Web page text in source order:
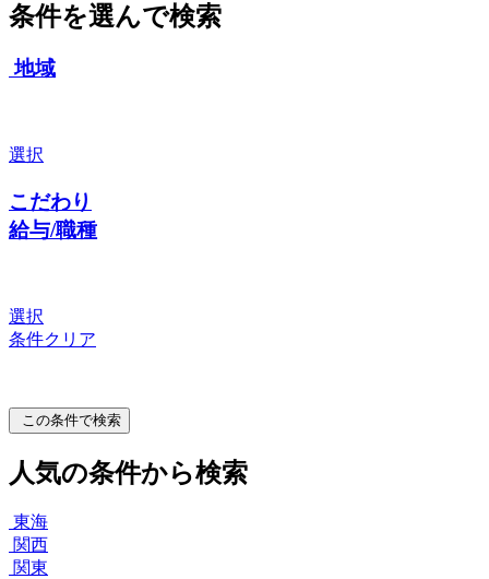
条件を選んで検索
地域
選択
こだわり
給与/職種
選択
条件クリア
この条件で検索
人気の条件から検索
東海
関西
関東